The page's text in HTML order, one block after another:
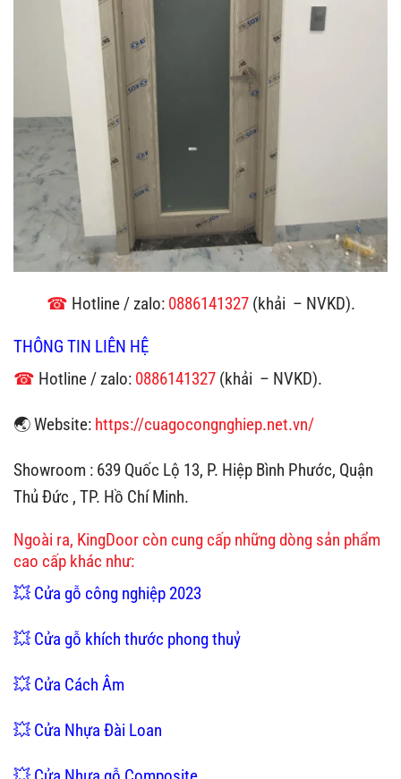
☎ Hotline / zalo: 0886141327(khải – NVKD).
THÔNG TIN LIÊN HỆ
☎ Hotline / zalo: 0886141327 (khải – NVKD).
🌏 Website: https://cuagocongnghiep.net.vn/
Showroom : 639 Quốc Lộ 13, P. Hiệp Bình Phước, Quận
Thủ Đức , TP. Hồ Chí Minh.
Ngoài ra, KingDoor còn cung cấp những dòng sản phẩm
cao cấp khác như:
💥 Cửa gỗ công nghiệp 2023
💥 Cửa gỗ khích thước phong thuỷ
💥 Cửa Cách Âm
💥 Cửa Nhựa Đài Loan